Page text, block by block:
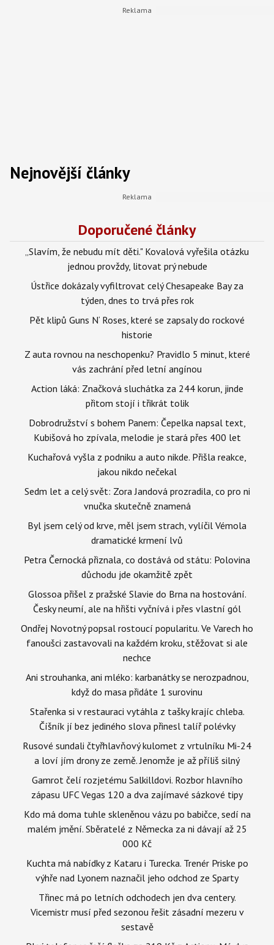
Nejnovější články
Doporučené články
„Slavím, že nebudu mít děti." Kovalová vyřešila otázku
jednou provždy, litovat prý nebude
Ústřice dokázaly vyfiltrovat celý Chesapeake Bay za
týden, dnes to trvá přes rok
Pět klipů Guns N‘ Roses, které se zapsaly do rockové
historie
Z auta rovnou na neschopenku? Pravidlo 5 minut, které
vás zachrání před letní angínou
Action láká: Značková sluchátka za 244 korun, jinde
přitom stojí i třikrát tolik
Dobrodružství s bohem Panem: Čepelka napsal text,
Kubišová ho zpívala, melodie je stará přes 400 let
Kuchařová vyšla z podniku a auto nikde. Přišla reakce,
jakou nikdo nečekal
Sedm let a celý svět: Zora Jandová prozradila, co pro ni
vnučka skutečně znamená
Byl jsem celý od krve, měl jsem strach, vylíčil Vémola
dramatické krmení lvů
Petra Černocká přiznala, co dostává od státu: Polovina
důchodu jde okamžitě zpět
Glossoa přišel z pražské Slavie do Brna na hostování.
Česky neumí, ale na hřišti vyčnívá i přes vlastní gól
Ondřej Novotný popsal rostoucí popularitu. Ve Varech ho
fanoušci zastavovali na každém kroku, stěžovat si ale
nechce
Ani strouhanka, ani mléko: karbanátky se nerozpadnou,
když do masa přidáte 1 surovinu
Stařenka si v restauraci vytáhla z tašky krajíc chleba.
Číšník jí bez jediného slova přinesl talíř polévky
Rusové sundali čtyřhlavňový kulomet z vrtulníku Mi-24
a loví jím drony ze země. Jenomže je až příliš silný
Gamrot čelí rozjetému Salkilldovi. Rozbor hlavního
zápasu UFC Vegas 120 a dva zajímavé sázkové tipy
Kdo má doma tuhle skleněnou vázu po babičce, sedí na
malém jmění. Sběratelé z Německa za ni dávají až 25
000 Kč
Kuchta má nabídky z Kataru i Turecka. Trenér Priske po
výhře nad Lyonem naznačil jeho odchod ze Sparty
Třinec má po letních odchodech jen dva centery.
Vicemistr musí před sezonou řešit zásadní mezeru v
sestavě